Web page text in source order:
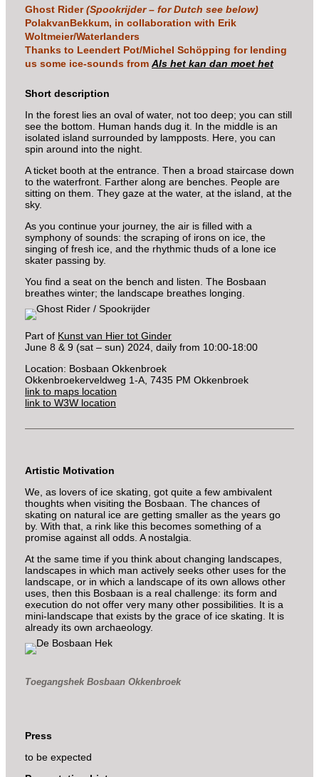
Ghost Rider(Spookrijder – for Dutch see below)
PolakvanBekkum, in collaboration with Erik
Woltmeier/Waterlanders
Thanks to Leendert Pot/Michel Schöpping for lending
us some ice-sounds from Als het kan dan moet het
Short description
In the forest lies an oval of water, not too deep; you can still
see the bottom. Human hands dug it. In the middle is an
isolated island surrounded by lampposts. Here, you can
spin around into the night.
A ticket booth at the entrance. Then a broad staircase down
to the waterfront. Farther along are benches. People are
sitting on them. They gaze at the water, at the island, at the
sky.
As you continue your journey, the air is filled with a
symphony of sounds: the scraping of irons on ice, the
singing of fresh ice, and the rhythmic thuds of a lone ice
skater passing by.
You find a seat on the bench and listen. The Bosbaan
breathes winter; the landscape breathes longing.
Part of Kunst van Hier tot Ginder
June 8 & 9 (sat – sun) 2024, daily from 10:00-18:00
Location: Bosbaan Okkenbroek
Okkenbroekerveldweg 1-A, 7435 PM Okkenbroek
link to maps location
link to W3W location
Artistic Motivation
We, as lovers of ice skating, got quite a few ambivalent
thoughts when visiting the Bosbaan. The chances of
skating on natural ice are getting smaller as the years go
by. With that, a rink like this becomes something of a
promise against all odds. A nostalgia.
At the same time if you think about changing landscapes,
landscapes in which man actively seeks other uses for the
landscape, or in which a landscape of its own allows other
uses, then this Bosbaan is a real challenge: its form and
execution do not offer very many other possibilities. It is a
mini-landscape that exists by the grace of ice skating. It is
already its own archaeology.
Toegangshek Bosbaan Okkenbroek
Press
to be expected